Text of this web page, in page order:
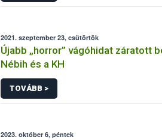
2021. szeptember 23, csütörtök
Újabb „horror” vágóhidat záratott
Nébih és a KH
TOVÁBB >
2023. október 6, péntek